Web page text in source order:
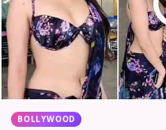
BOLLYWOOD